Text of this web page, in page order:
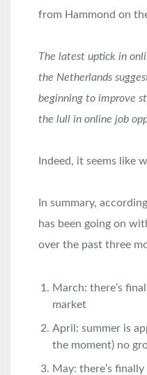
from Hammond on
The latest uptick in
the Netherlands
beginning to improve
the lull in online job
Indeed, it seems like
In summary,
has been going on
over the past three
March: there’s
market
April: summer is
the moment) no
May: there’s